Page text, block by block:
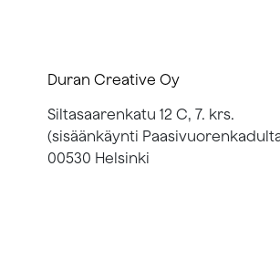
Duran Creative Oy
Siltasaarenkatu 12 C, 7. krs.
(sisäänkäynti
00530 Helsinki